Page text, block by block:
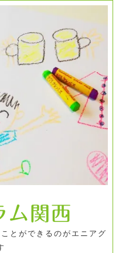
ム関西
とができるのがエニアグ